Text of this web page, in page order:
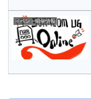
イベント開催情報